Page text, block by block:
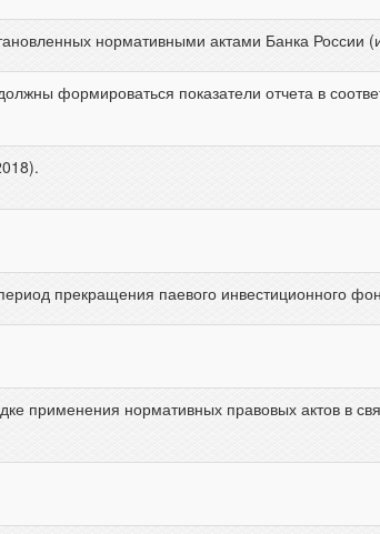
нормативными актами Банка России
формироваться показатели отчета в
прекращения паевого инвестиционного
нормативных правовых актов в